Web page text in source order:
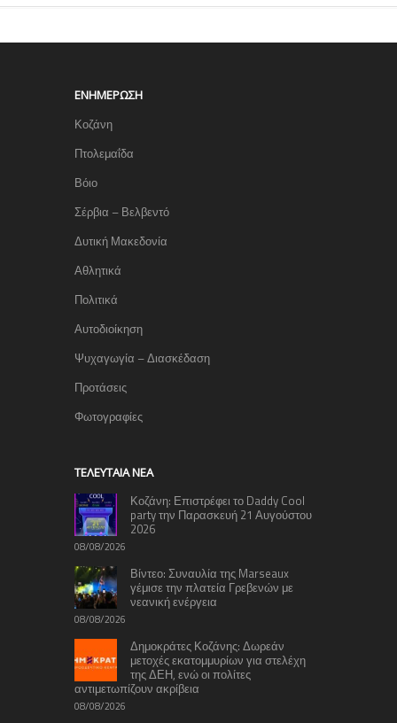
ΕΝΗΜΈΡΩΣΗ
Κοζάνη
Πτολεμαΐδα
Βόιο
Σέρβια – Βελβεντό
Δυτική Μακεδονία
Αθλητικά
Πολιτικά
Αυτοδιοίκηση
Ψυχαγωγία – Διασκέδαση
Προτάσεις
Φωτογραφίες
TΕΛΕΥΤΑΊΑ ΝΈΑ
Κοζάνη: Επιστρέφει το Daddy Cool
party την Παρασκευή 21 Αυγούστου
2026
08/08/2026
Βίντεο: Συναυλία της Marseaux
γέμισε την πλατεία Γρεβενών με
νεανική ενέργεια
08/08/2026
Δημοκράτες Κοζάνης: Δωρεάν
μετοχές εκατομμυρίων για στελέχη
της ΔΕΗ, ενώ οι πολίτες
αντιμετωπίζουν ακρίβεια
08/08/2026